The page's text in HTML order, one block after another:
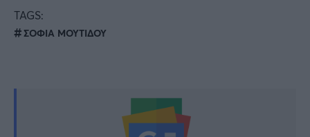
TAGS:
ΣΟΦΙΑ ΜΟΥΤΙΔΟΥ